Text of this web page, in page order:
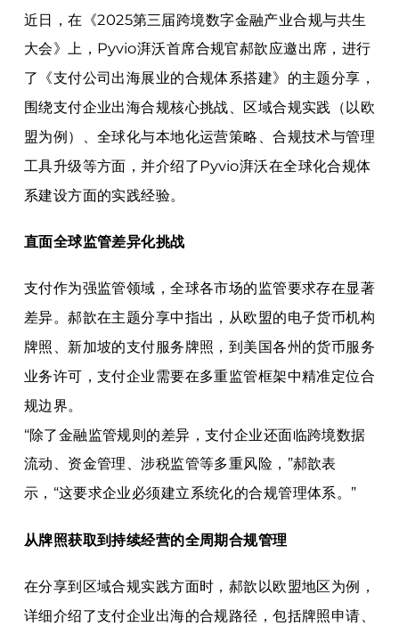
近日，在《2025第三届跨境数字金融产业合规与共生
大会》上，Pyvio湃沃首席合规官郝歆应邀出席，进行
了《支付公司出海展业的合规体系搭建》的主题分享，
围绕支付企业出海合规核心挑战、区域合规实践（以欧
盟为例）、全球化与本地化运营策略、合规技术与管理
工具升级等方面，并介绍了Pyvio湃沃在全球化合规体
系建设方面的实践经验。
直面全球监管差异化挑战
支付作为强监管领域，全球各市场的监管要求存在显著
差异。郝歆在主题分享中指出，从欧盟的电子货币机构
牌照、新加坡的支付服务牌照，到美国各州的货币服务
业务许可，支付企业需要在多重监管框架中精准定位合
规边界。
“除了金融监管规则的差异，支付企业还面临跨境数据
流动、资金管理、涉税监管等多重风险，”郝歆表
示，“这要求企业必须建立系统化的合规管理体系。”
从牌照获取到持续经营的全周期合规管理
在分享到区域合规实践方面时，郝歆以欧盟地区为例，
详细介绍了支付企业出海的合规路径，包括牌照申请、